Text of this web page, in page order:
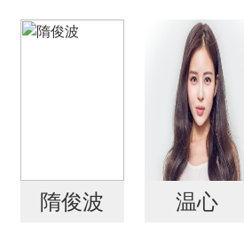
隋俊波 温心